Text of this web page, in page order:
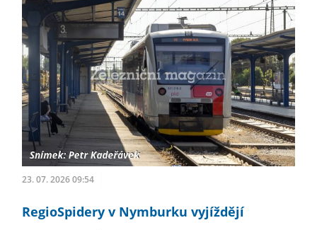
23. 07. 2026 09:54
RegioSpidery v Nymburku vyjíždějí